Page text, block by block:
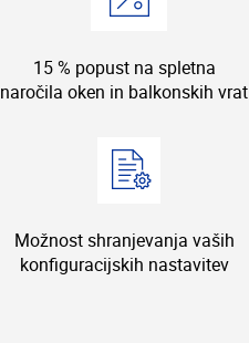
15 % popust na spletna
naročila oken in balkonskih vrat
Možnost shranjevanja vaših
konfiguracijskih nastavitev